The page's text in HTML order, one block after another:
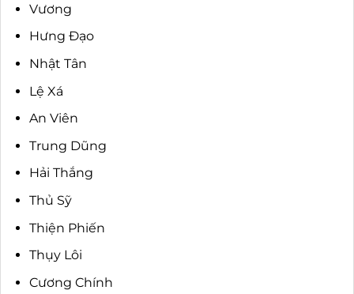
Vương
Hưng Đạo
Nhật Tân
Lệ Xá
An Viên
Trung Dũng
Hải Thắng
Thủ Sỹ
Thiện Phiến
Thụy Lôi
Cương Chính